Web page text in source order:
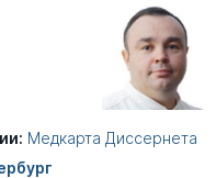
Медкарта Диссернета